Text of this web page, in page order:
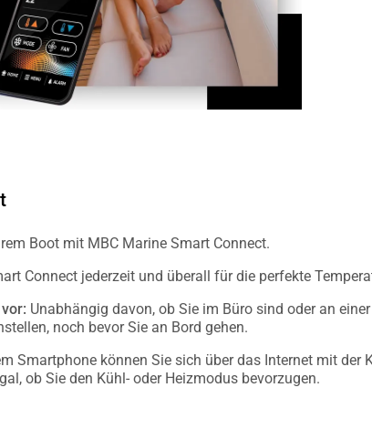
Boot mit MBC Marine Smart Connect.
Connect jederzeit und überall für die perfekte
Unabhängig davon, ob Sie im Büro sind oder an
noch bevor Sie an Bord gehen.
Smartphone können Sie sich über das Internet mit der
ob Sie den Kühl- oder Heizmodus bevorzugen.